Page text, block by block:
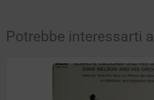
Potrebbe interessarti